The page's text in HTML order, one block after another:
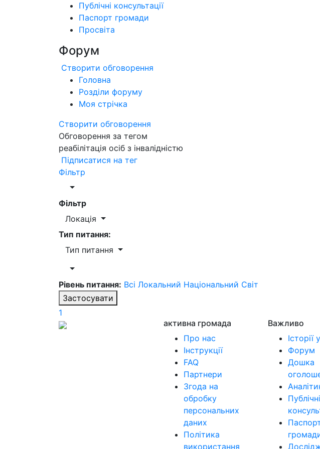
Публічні консультації
Паспорт громади
Просвіта
Форум
Створити обговорення
Головна
Розділи форуму
Моя стрічка
Створити обговорення
Обговорення за тегом
реабілітація осіб з інвалідністю
Підписатися на тег
Фільтр
Фільтр
Локація
Тип питання:
Тип питання
Рівень питання: Всі Локальний Національний Світ
Застосувати
1
активна громада
Про нас
Інструкції
FAQ
Партнери
Згода на
обробку
персональних
даних
Політика
використання
Важливо
Історії
Форум
Дошка
Публічні